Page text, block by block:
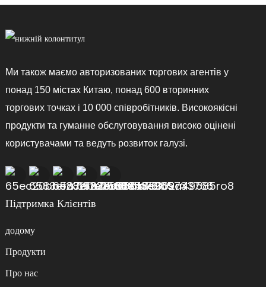
Ми також маємо авторизованих торгових агентів у
понад 150 містах Китаю, понад 600 вторинних
торгових точках і 10 000 співробітників. Високоякісні
продукти та гуманне обслуговування високо оцінені
користувачами та ведуть розвиток галузі.
Підтримка Клієнтів
додому
Продукти
Про нас